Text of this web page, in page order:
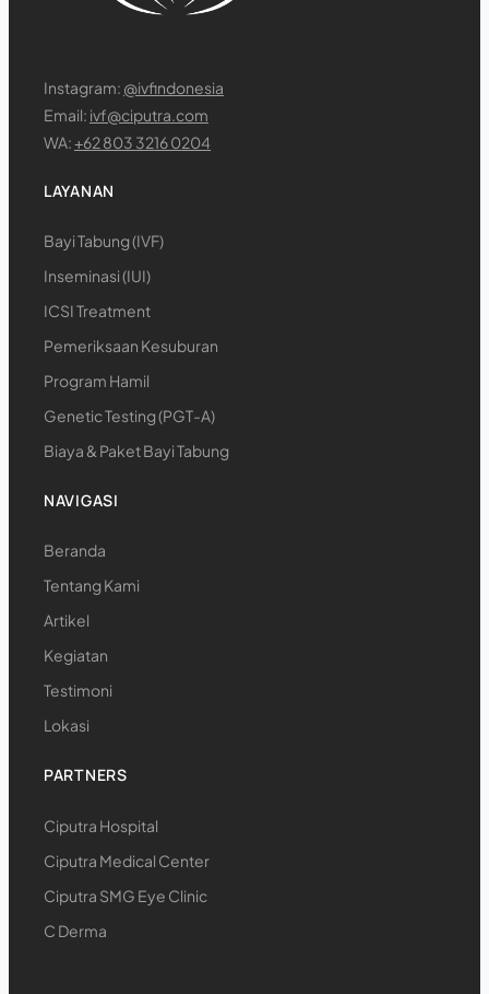
Instagram: @ivfindonesia
Email: ivf@ciputra.com
WA:+62 803 3216 0204
LAYANAN
Bayi Tabung (IVF)
Inseminasi (IUI)
ICSI Treatment
Pemeriksaan Kesuburan
Program Hamil
Genetic Testing (PGT-A)
Biaya & Paket Bayi Tabung
NAVIGASI
Beranda
Tentang Kami
Artikel
Kegiatan
Testimoni
Lokasi
PARTNERS
Ciputra Hospital
Ciputra Medical Center
Ciputra SMG Eye Clinic
C Derma